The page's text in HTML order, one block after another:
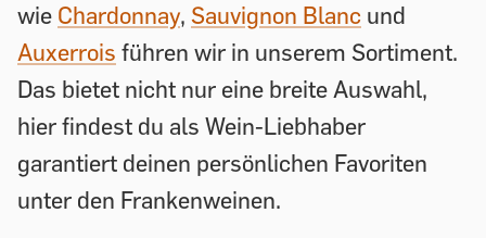
wie Chardonnay, Sauvignon Blanc und
Auxerrois führen wir in unserem Sortiment.
Das bietet nicht nur eine breite Auswahl,
hier findest du als Wein-Liebhaber
garantiert deinen persönlichen Favoriten
unter den Frankenweinen.